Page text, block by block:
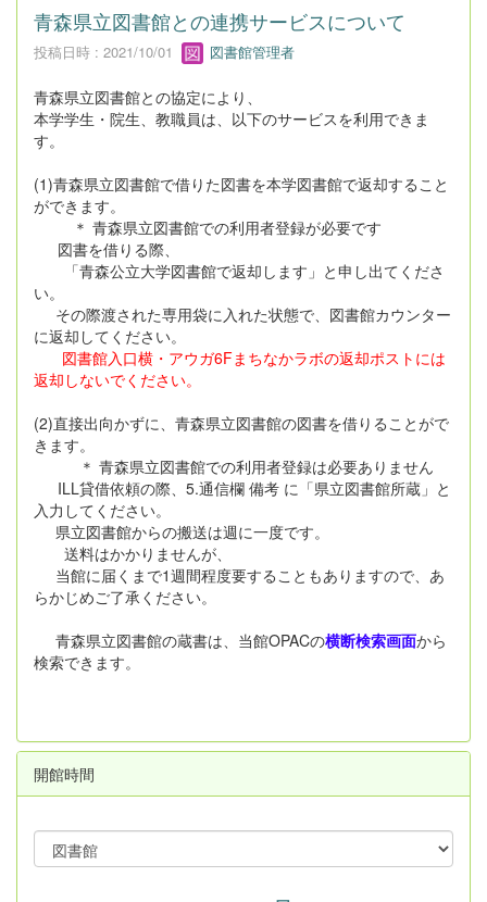
青森県立図書館との連携サービスについて
投稿日時 : 2021/10/01 図書館管理者
青森県立図書館との協定により、
本学学生・院生、教職員は、以下のサービスを利用できま
す。
(1)青森県立図書館で借りた図書を本学図書館で返却すること
ができます。
＊ 青森県立図書館での利用者登録が必要です
図書を借りる際、
「青森公立大学図書館で返却します」と申し出てくださ
い。
その際渡された専用袋に入れた状態で、図書館カウンター
に返却してください。
図書館入口横・アウガ6Fまちなかラボの返却ポストには
返却しないでください。
(2)直接出向かずに、青森県立図書館の図書を借りることがで
きます。
＊ 青森県立図書館での利用者登録は必要ありません
ILL貸借依頼の際、5.通信欄 備考 に「県立図書館所蔵」と
入力してください。
県立図書館からの搬送は週に一度です。
送料はかかりませんが、
当館に届くまで1週間程度要することもありますので、あ
らかじめご了承ください。
青森県立図書館の蔵書は、当館OPACの横断検索画面から
検索できます。
開館時間